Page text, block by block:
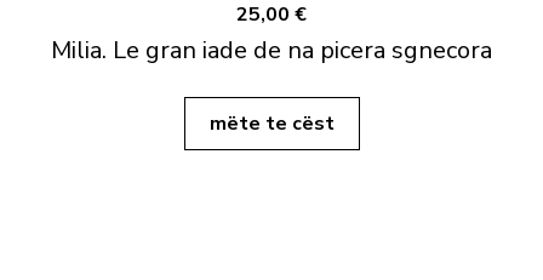
25,00 €
Milia. Le gran iade de na picera sgnecora
mëte te cëst